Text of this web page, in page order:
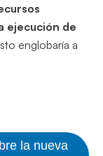
ejecución de
englobaría a
la nueva